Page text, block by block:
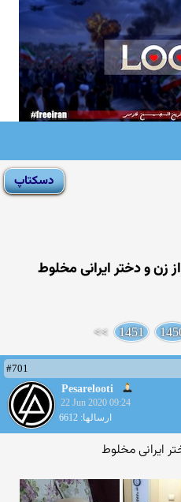
و دختر ایرانی مخلوط
1451
>>
#701
Pesarelooti
22 Jun 2020 09:24
ارسالها: 6612
ایرانی مخلوط